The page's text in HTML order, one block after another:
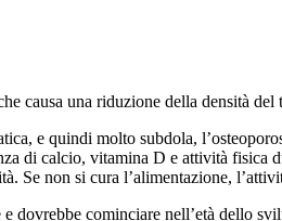
causa una riduzione della densità
e quindi molto subdola,
di calcio, vitamina D e attività fisica
Se non si cura l’alimentazione,
dovrebbe cominciare nell’età dello